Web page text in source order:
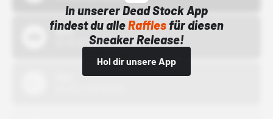
In unserer Dead Stock App
findest du alleRafflesfür diesen
Sneaker Release!
Hol dir unsere App
Bstn
01.10.22 00:00 Uhr